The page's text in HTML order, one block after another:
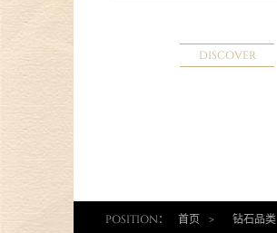
DISCOVER
POSITION： 首页 > 钻石品类